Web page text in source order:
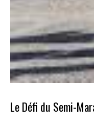
Le Défi du Semi-